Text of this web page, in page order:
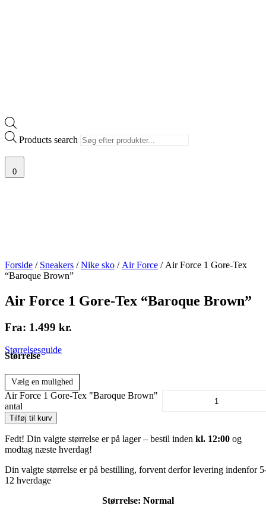
Products search
0
Forside / Sneakers /Nike sko / Air Force / Air Force 1 Gore-Tex
“Baroque Brown”
Air Force 1 Gore-Tex “Baroque Brown”
Fra: 1.499 kr.
Størrelsesguide
Størrelse
Vælg en mulighed
Air Force 1 Gore-Tex "Baroque Brown"
antal
Tilføj til kurv
Fedt! Din valgte størrelse er på lager – bestil inden kl. 12:00 og
modtag næste hverdag!
Din valgte størrelse er på bestilling, forvent derfor levering indenfor
12 hverdage
Størrelse: Normal